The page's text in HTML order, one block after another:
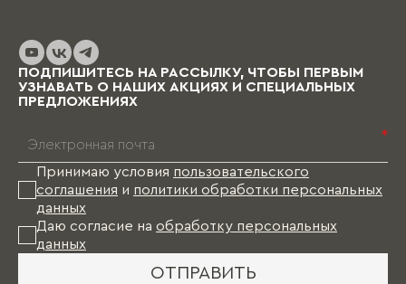
ПОДПИШИТЕСЬ НА РАССЫЛКУ, ЧТОБЫ ПЕРВЫМ
УЗНАВАТЬ О НАШИХ АКЦИЯХ И СПЕЦИАЛЬНЫХ
ПРЕДЛОЖЕНИЯХ
*
Принимаю условия пользовательского
соглашения и политики обработки персональных
данных
Даю согласие на обработку персональных
данных
ОТПРАВИТЬ